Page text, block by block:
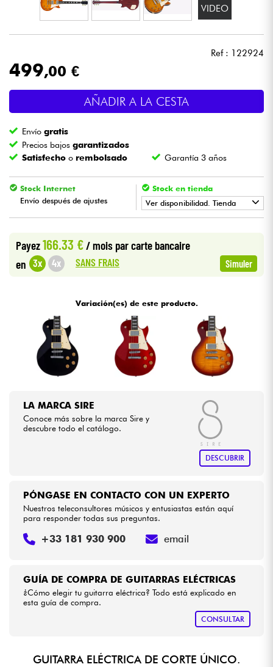
Luces
Vientos
Violines y cuarteto
Niños
Cables & Acces.
Bundle
Ver nuestras marcas
VIDEO
Ref : 122924
499,00 €
AÑADIR A LA CESTA
Envíogratis
Precios bajosgarantizados
Satisfecho o rembolsado Garantía 3 años
Stock Internet
Envío después de ajustes
Stock en tienda
Ver disponibilidad. Tienda
Payez166.33 € / mois par carte bancaire
en 3x 4x SANS FRAIS Simuler
Variación(es) de este producto.
LA MARCA SIRE
Conoce más sobre la marca Sire y
descubre todo el catálogo.
DESCUBRIR
GUÍA DE COMPRA DE GUITARRAS ELÉCTRICAS
¿Cómo elegir tu guitarra eléctrica? Todo está explicado en
esta guía de compra.
CONSULTAR
PÓNGASE EN CONTACTO CON UN EXPERTO
Nuestros teleconsultores músicos y entusiastas están aquí
para responder todas sus preguntas.
+33 181 930 900 email
GUITARRA ELÉCTRICA DE CORTE ÚNICO.